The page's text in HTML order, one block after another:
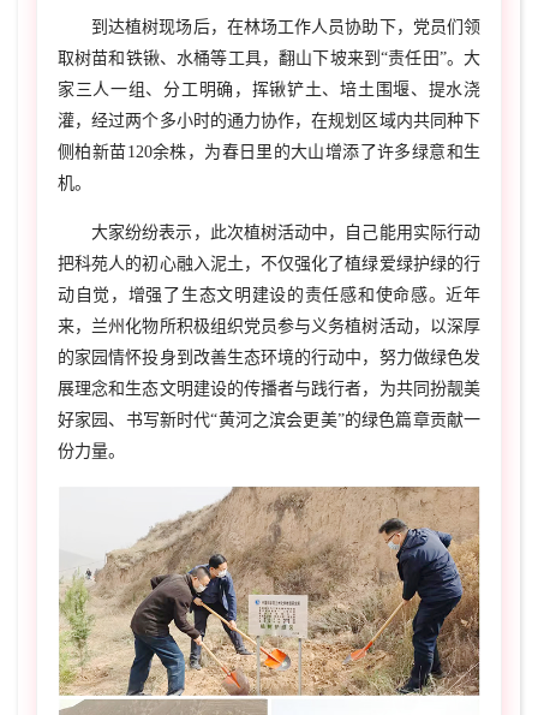
到达植树现场后，在林场工作人员协助下，党员们领
取树苗和铁锹、水桶等工具，翻山下坡来到“责任田”。大
家三人一组、分工明确，挥锹铲土、培土围堰、提水浇
灌，经过两个多小时的通力协作，在规划区域内共同种下
侧柏新苗120余株，为春日里的大山增添了许多绿意和生
机。
大家纷纷表示，此次植树活动中，自己能用实际行动
把科苑人的初心融入泥土，不仅强化了植绿爱绿护绿的行
动自觉，增强了生态文明建设的责任感和使命感。近年
来，兰州化物所积极组织党员参与义务植树活动，以深厚
的家园情怀投身到改善生态环境的行动中，努力做绿色发
展理念和生态文明建设的传播者与践行者，为共同扮靓美
好家园、书写新时代“黄河之滨会更美”的绿色篇章贡献一
份力量。